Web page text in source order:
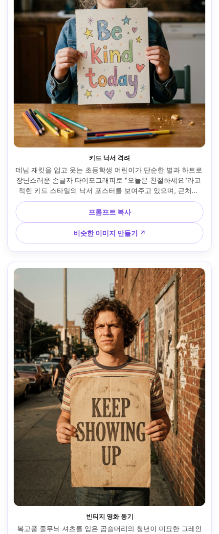
키드 낙서 격려
데님 재킷을 입고 웃는 초등학생 어린이가 단순한 별과 하트로
장난스러운 손글자 타이포그래피로 "오늘은 친절하세요"라고
적힌 키드 스타일의 낙서 포스터를 보여주고 있으며, 근처에
색연필이 있는 주방 테이블에서 촬영, 부드러운 오후 창문 조
명, 캐논 EOS R6, 50mm f/2, 세로 클로즈 인물, 따뜻한 가족
분위기, 사실적인 피부 질감, 자연스러운 그림자, 종이 질감이
보이며, 선명한 초점 --ar 4:5
프롬프트 복사
비슷한 이미지 만들기 ↗
빈티지 영화 동기
복고풍 줄무늬 셔츠를 입은 곱슬머리의 청년이 미묘한 그레인